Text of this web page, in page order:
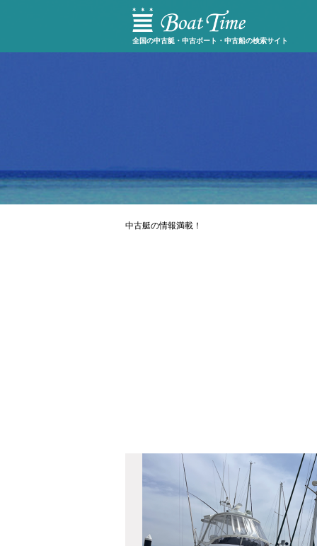
全国の中古艇・中古ボート・中古船の検索サイト
中古艇の情報満載！